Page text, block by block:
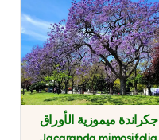
جكراندة ميموزية الأوراق